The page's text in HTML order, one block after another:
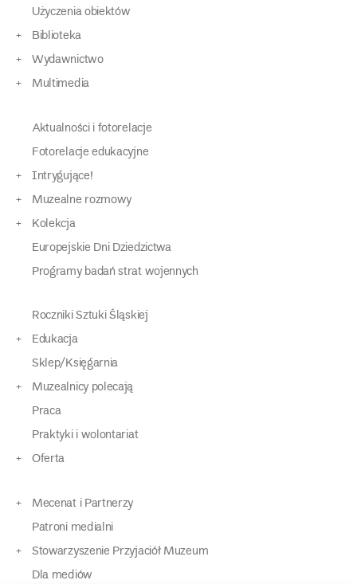
Użyczenia obiektów
Biblioteka
Wydawnictwo
Multimedia
Aktualności i fotorelacje
Fotorelacje edukacyjne
Intrygujące!
Muzealne rozmowy
Kolekcja
Europejskie Dni Dziedzictwa
Programy badań strat wojennych
Roczniki Sztuki Śląskiej
Edukacja
Sklep/Księgarnia
Muzealnicy polecają
Praca
Praktyki i wolontariat
Oferta
Mecenat i Partnerzy
Patroni medialni
Stowarzyszenie Przyjaciół Muzeum
Dla mediów